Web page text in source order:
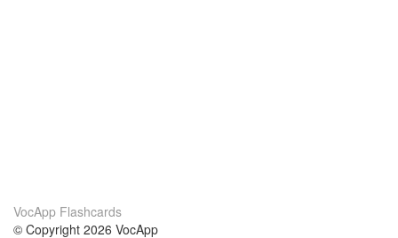
VocApp Flashcards
© Copyright 2026 VocApp